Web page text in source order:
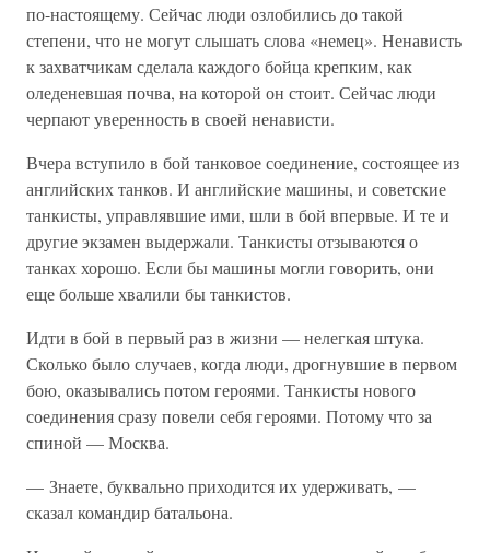
по-настоящему. Сейчас люди озлобились до такой
степени, что не могут слышать слова «немец». Ненависть
к захватчикам сделала каждого бойца крепким, как
оледеневшая почва, на которой он стоит. Сейчас люди
черпают уверенность в своей ненависти.
Вчера вступило в бой танковое соединение, состоящее из
английских танков. И английские машины, и советские
танкисты, управлявшие ими, шли в бой впервые. И те и
другие экзамен выдержали. Танкисты отзываются о
танках хорошо. Если бы машины могли говорить, они
еще больше хвалили бы танкистов.
Идти в бой в первый раз в жизни — нелегкая штука.
Сколько было случаев, когда люди, дрогнувшие в первом
бою, оказывались потом героями. Танкисты нового
соединения сразу повели себя героями. Потому что за
спиной — Москва.
— Знаете, буквально приходится их удерживать, —
сказал командир батальона.